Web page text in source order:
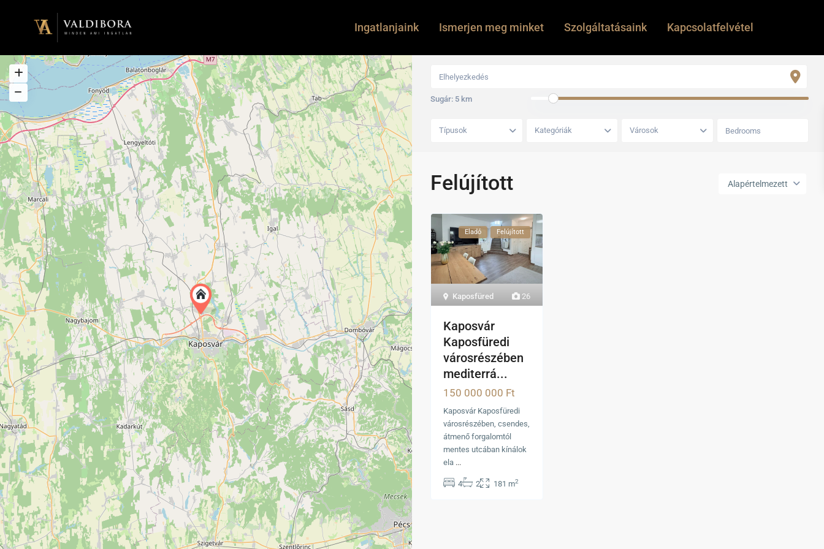
Ingatlanjaink Ismerjen meg minket Szolgáltatásaink Kapcsolatfelvétel
Sugár: 5 km
Típusok Kategóriák Városok
Alapértelmezett
Felújított
26
Kaposfüred
Eladó Felújított
Kaposvár
Kaposfüredi
városrészében
mediterrá...
150 000 000 Ft
Kaposvár Kaposfüredi
városrészében, csendes,
átmenő forgalomtól
mentes utcában kínálok
ela ...
4 2 181 m2